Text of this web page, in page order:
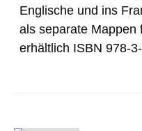
Englische und ins
als separate Mappen
erhältlich ISBN 978-